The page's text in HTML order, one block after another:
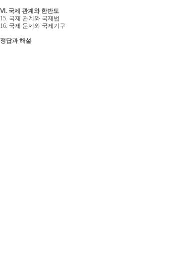
Ⅵ. 국제 관계와 한반도
15. 국제 관계와 국제법
16. 국제 문제와 국제기구
정답과 해설